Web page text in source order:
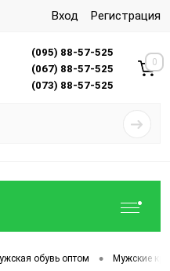
Вход Регистрация
(095) 88-57-525
(067) 88-57-525
(073) 88-57-525
0
обувь оптом • Мужские